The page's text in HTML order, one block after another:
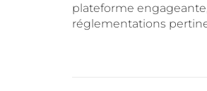
plateforme
réglementations